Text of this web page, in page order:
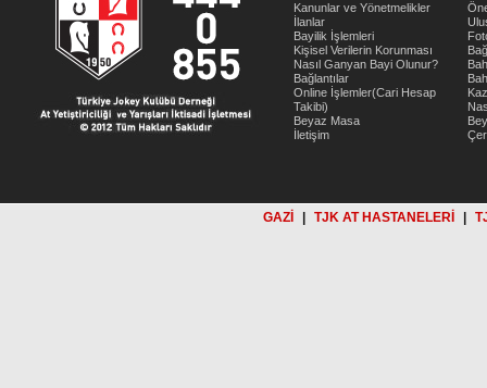
Kanunlar ve Yönetmelikler
İlanlar
Bayilik İşlemleri
Kişisel Verilerin Korunması
Nasıl Ganyan Bayi Olunur?
Bağlantılar
Online İşlemler(Cari Hesap
Takibi)
Beyaz Masa
İletişim
GAZİ TJK AT HASTANELERİ